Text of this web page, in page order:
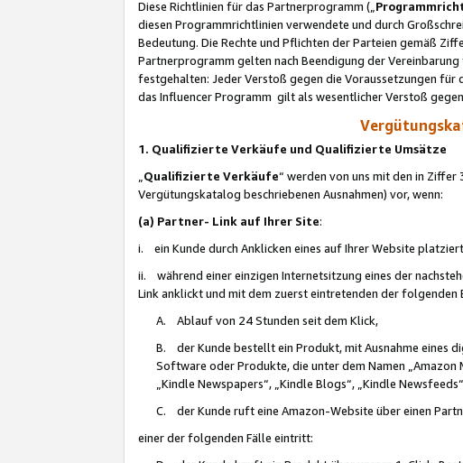
Diese Richtlinien für das Partnerprogramm („
diesen Programmrichtlinien verwendete und durch
Bedeutung. Die Rechte und Pflichten der Parteien gemäß
Partnerprogramm gelten nach Beendigung der
festgehalten: Jeder Verstoß gegen die Voraussetzungen
das Influencer Programm gilt als wesentlicher Verstoß
1. Qualifizierte Verkäufe und Qualifizierte Umsätze
Qualifizierte Verkäufe“ werden von uns mit den in
Vergütungskatalog beschriebenen Ausnahmen) vor, wenn:
(a) Partner- Link auf Ihrer Site:
i. ein Kunde durch Anklicken eines auf Ihrer Website
ii. während einer einzigen Internetsitzung eines der
Link anklickt und mit dem zuerst eintretenden der folgenden
A. Ablauf von 24 Stunden seit dem Klick,
B. der Kunde bestellt ein Produkt, mit Ausnahme eines
Software oder Produkte, die unter dem Namen „Amazon
„Kindle Newspapers“, „Kindle Blogs“, „Kindle
C. der Kunde ruft eine Amazon-Website über einen
einer der folgenden Fälle eintritt: